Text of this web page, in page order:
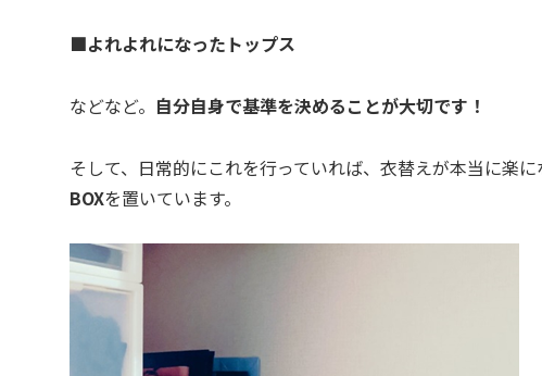
■よれよれになったトップス
などなど。 自分自身で基準を決めることが大切です！
そして、日常的にこれを行っていれば、衣替えが本当に楽
BOXを置いています。